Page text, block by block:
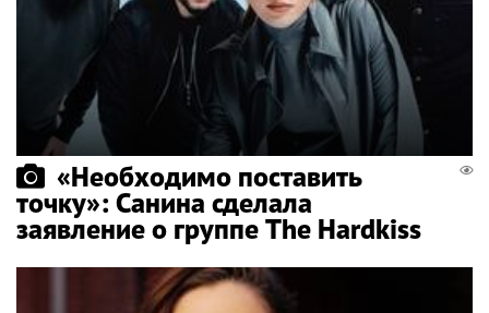
«Необходимо поставить
точку»: Санина сделала
заявление о группе The Hardkiss